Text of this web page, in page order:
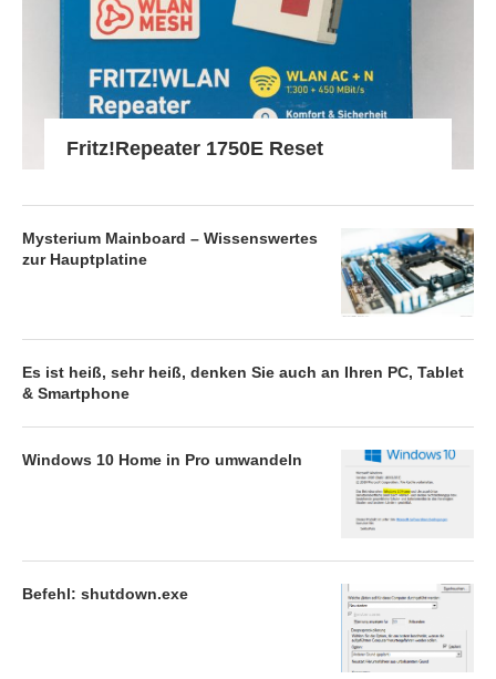
Fritz!Repeater 1750E Reset
Mysterium Mainboard – Wissenswertes
zur Hauptplatine
Es ist heiß, sehr heiß, denken Sie auch an Ihren PC, Tablet
& Smartphone
Windows 10 Home in Pro umwandeln
Befehl: shutdown.exe